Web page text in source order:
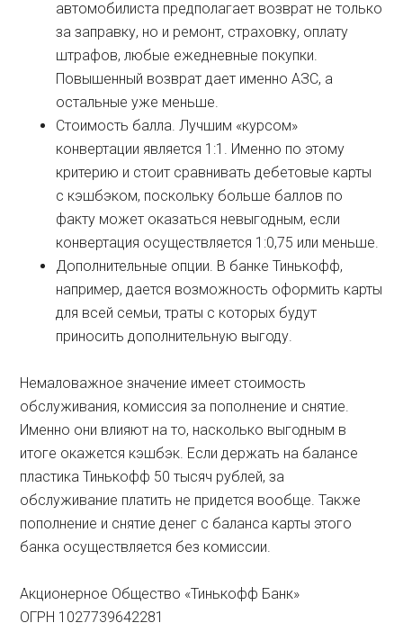
автомобилиста предполагает возврат не только
за заправку, но и ремонт, страховку, оплату
штрафов, любые ежедневные покупки.
Повышенный возврат дает именно АЗС, а
остальные уже меньше.
Стоимость балла. Лучшим «курсом»
конвертации является 1:1. Именно по этому
критерию и стоит сравнивать дебетовые карты
с кэшбэком, поскольку больше баллов по
факту может оказаться невыгодным, если
конвертация осуществляется 1:0,75 или меньше.
Дополнительные опции. В банке Тинькофф,
например, дается возможность оформить карты
для всей семьи, траты с которых будут
приносить дополнительную выгоду.
Немаловажное значение имеет стоимость
обслуживания, комиссия за пополнение и снятие.
Именно они влияют на то, насколько выгодным в
итоге окажется кэшбэк. Если держать на балансе
пластика Тинькофф 50 тысяч рублей, за
обслуживание платить не придется вообще. Также
пополнение и снятие денег с баланса карты этого
банка осуществляется без комиссии.
Акционерное Общество «Тинькофф Банк»
ОГРН 1027739642281